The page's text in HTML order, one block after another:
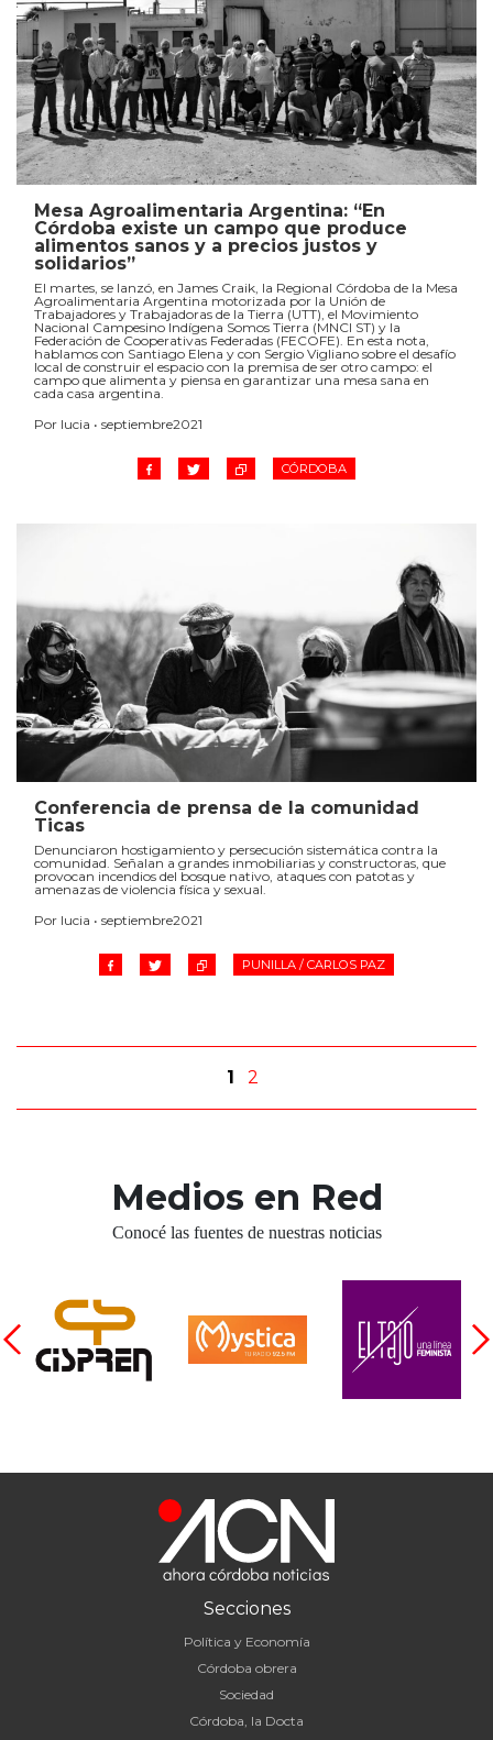
Mesa Agroalimentaria Argentina: “En
Córdoba existe un campo que produce
alimentos sanos y a precios justos y
solidarios”
El martes, se lanzó, en James Craik, la Regional Córdoba de la Mesa
Agroalimentaria Argentina motorizada por la Unión de
Trabajadores y Trabajadoras de la Tierra (UTT), el Movimiento
Nacional Campesino Indígena Somos Tierra (MNCI ST) y la
Federación de Cooperativas Federadas (FECOFE). En esta nota,
hablamos con Santiago Elena y con Sergio Vigliano sobre el desafío
local de construir el espacio con la premisa de ser otro campo: el
campo que alimenta y piensa en garantizar una mesa sana en
cada casa argentina.
Por lucia • septiembre2021
CÓRDOBA
Conferencia de prensa de la comunidad
Ticas
Denunciaron hostigamiento y persecución sistemática contra la
comunidad. Señalan a grandes inmobiliarias y constructoras, que
provocan incendios del bosque nativo, ataques con patotas y
amenazas de violencia física y sexual.
Por lucia • septiembre2021
PUNILLA / CARLOS PAZ
1 2
Medios en Red
Conocé las fuentes de nuestras noticias
Secciones
Política y Economía
Córdoba obrera
Sociedad
Córdoba, la Docta